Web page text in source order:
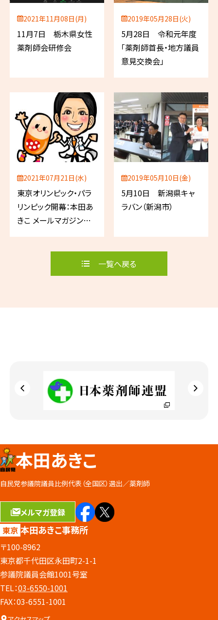
2021年11月08日(月)
11月7日 栃木県女性
薬剤師会研修会
2019年05月28日(火)
5月28日 令和元年度
「薬剤師首長・地方議員
意見交換会」
2021年07月21日(水)
東京オリンピック・パラ
リンピック開幕：本田あ
きこ メールマガジン
2021年7月号
2019年05月10日(金)
5月10日 新潟県キャ
ラバン（新潟市）
一覧へ戻る
本田あきこ
自民党参議院議員比例代表（全国区）選出／薬剤師
メルマガ登録
東京 本田あきこ事務所
〒100-8962
東京都千代田区永田町2-1-1
参議院議員会館1001号室
TEL：03-6550-1001
FAX：03-6551-1001